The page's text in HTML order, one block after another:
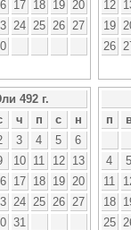
17 18 19
20
24 25 26
27
12
19
26
492 г.
ч п с
н
3 4 5
6
10 11 12
13
17 18 19
20
24 25 26
27
31
п
4
5
11
18
25